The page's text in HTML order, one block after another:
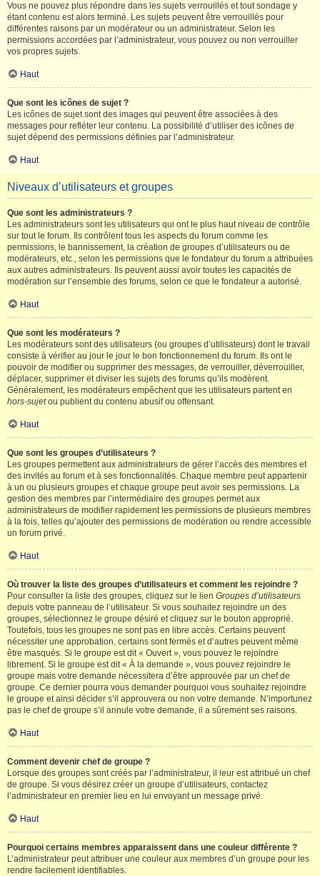
Vous ne pouvez plus répondre dans les sujets verrouillés et tout sondage y
étant contenu est alors terminé. Les sujets peuvent être verrouillés pour
différentes raisons par un modérateur ou un administrateur. Selon les
permissions accordées par l’administrateur, vous pouvez ou non verrouiller
vos propres sujets.
Haut
Que sont les icônes de sujet ?
Les icônes de sujet sont des images qui peuvent être associées à des
messages pour refléter leur contenu. La possibilité d’utiliser des icônes de
sujet dépend des permissions définies par l’administrateur.
Haut
Niveaux d’utilisateurs et groupes
Que sont les administrateurs ?
Les administrateurs sont les utilisateurs qui ont le plus haut niveau de contrôle
sur tout le forum. Ils contrôlent tous les aspects du forum comme les
permissions, le bannissement, la création de groupes d’utilisateurs ou de
modérateurs, etc., selon les permissions que le fondateur du forum a attribuées
aux autres administrateurs. Ils peuvent aussi avoir toutes les capacités de
modération sur l’ensemble des forums, selon ce que le fondateur a autorisé.
Haut
Que sont les modérateurs ?
Les modérateurs sont des utilisateurs (ou groupes d’utilisateurs) dont le travail
consiste à vérifier au jour le jour le bon fonctionnement du forum. Ils ont le
pouvoir de modifier ou supprimer des messages, de verrouiller, déverrouiller,
déplacer, supprimer et diviser les sujets des forums qu’ils modèrent.
Généralement, les modérateurs empêchent que les utilisateurs partent en
hors-sujetou publient du contenu abusif ou offensant.
Haut
Que sont les groupes d’utilisateurs ?
Les groupes permettent aux administrateurs de gérer l’accès des membres et
des invités au forum et à ses fonctionnalités. Chaque membre peut appartenir
à un ou plusieurs groupes et chaque groupe peut avoir ses permissions. La
gestion des membres par l’intermédiaire des groupes permet aux
administrateurs de modifier rapidement les permissions de plusieurs membres
à la fois, telles qu’ajouter des permissions de modération ou rendre accessible
un forum privé.
Haut
Où trouver la liste des groupes d’utilisateurs et comment les rejoindre ?
Pour consulter la liste des groupes, cliquez sur le lien Groupes d’utilisateurs
depuis votre panneau de l’utilisateur. Si vous souhaitez rejoindre un des
groupes, sélectionnez le groupe désiré et cliquez sur le bouton approprié.
Toutefois, tous les groupes ne sont pas en libre accès. Certains peuvent
nécessiter une approbation, certains sont fermés et d’autres peuvent même
être masqués. Si le groupe est dit « Ouvert », vous pouvez le rejoindre
librement. Si le groupe est dit « À la demande », vous pouvez rejoindre le
groupe mais votre demande nécessitera d’être approuvée par un chef de
groupe. Ce dernier pourra vous demander pourquoi vous souhaitez rejoindre
le groupe et ainsi décider s’il approuvera ou non votre demande. N’importunez
pas le chef de groupe s’il annule votre demande, il a sûrement ses raisons.
Haut
Comment devenir chef de groupe ?
Lorsque des groupes sont créés par l’administrateur, il leur est attribué un chef
de groupe. Si vous désirez créer un groupe d’utilisateurs, contactez
l’administrateur en premier lieu en lui envoyant un message privé.
Haut
Pourquoi certains membres apparaissent dans une couleur différente ?
L’administrateur peut attribuer une couleur aux membres d’un groupe pour les
rendre facilement identifiables.